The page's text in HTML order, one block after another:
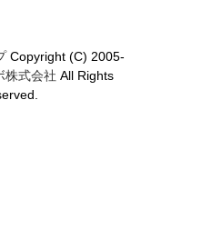
Copyright (C) 2005-
株式会社 All Rights